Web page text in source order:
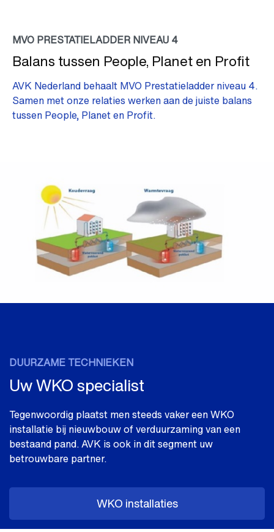
MVO PRESTATIELADDER NIVEAU 4
Balans tussen People, Planet en Profit
AVK Nederland behaalt MVO Prestatieladder niveau 4.
Samen met onze relaties werken aan de juiste balans
tussen People, Planet en Profit.
DUURZAME TECHNIEKEN
Uw WKO specialist
Tegenwoordig plaatst men steeds vaker een WKO
installatie bij nieuwbouw of verduurzaming van een
bestaand pand. AVK is ook in dit segment uw
betrouwbare partner.
WKO installaties